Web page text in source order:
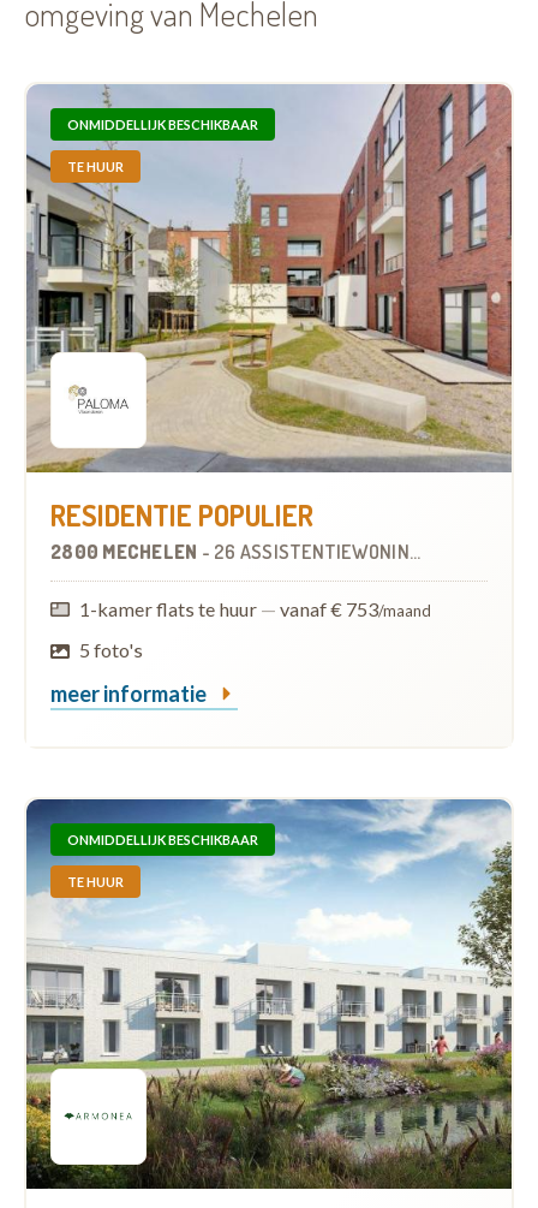
omgeving van Mechelen
ONMIDDELLIJK BESCHIKBAAR
TE HUUR
RESIDENTIE POPULIER
2800 MECHELEN - 26 ASSISTENTIEWONINGEN
1-kamer flats te huur — vanaf € 753/maand
5 foto's
meer informatie
ONMIDDELLIJK BESCHIKBAAR
TE HUUR